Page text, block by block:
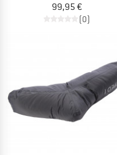
99,95 €
(0)